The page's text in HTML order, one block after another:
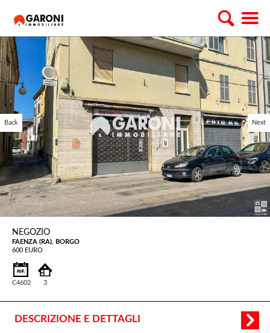
Back Next
NEGOZIO
FAENZA (RA), BORGO
600 EURO
C4602 3
DESCRIZIONE E DETTAGLI